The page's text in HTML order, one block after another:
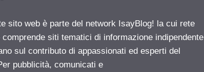
sito web è parte del network IsayBlog! la cui rete
comprende siti tematici di informazione indipendente
sul contributo di appassionati ed esperti del
pubblicità, comunicati e